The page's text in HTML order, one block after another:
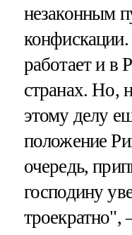
незаконным
работает и в
странах. Но,
этому делу
положение
очередь,
господину
троекратно",